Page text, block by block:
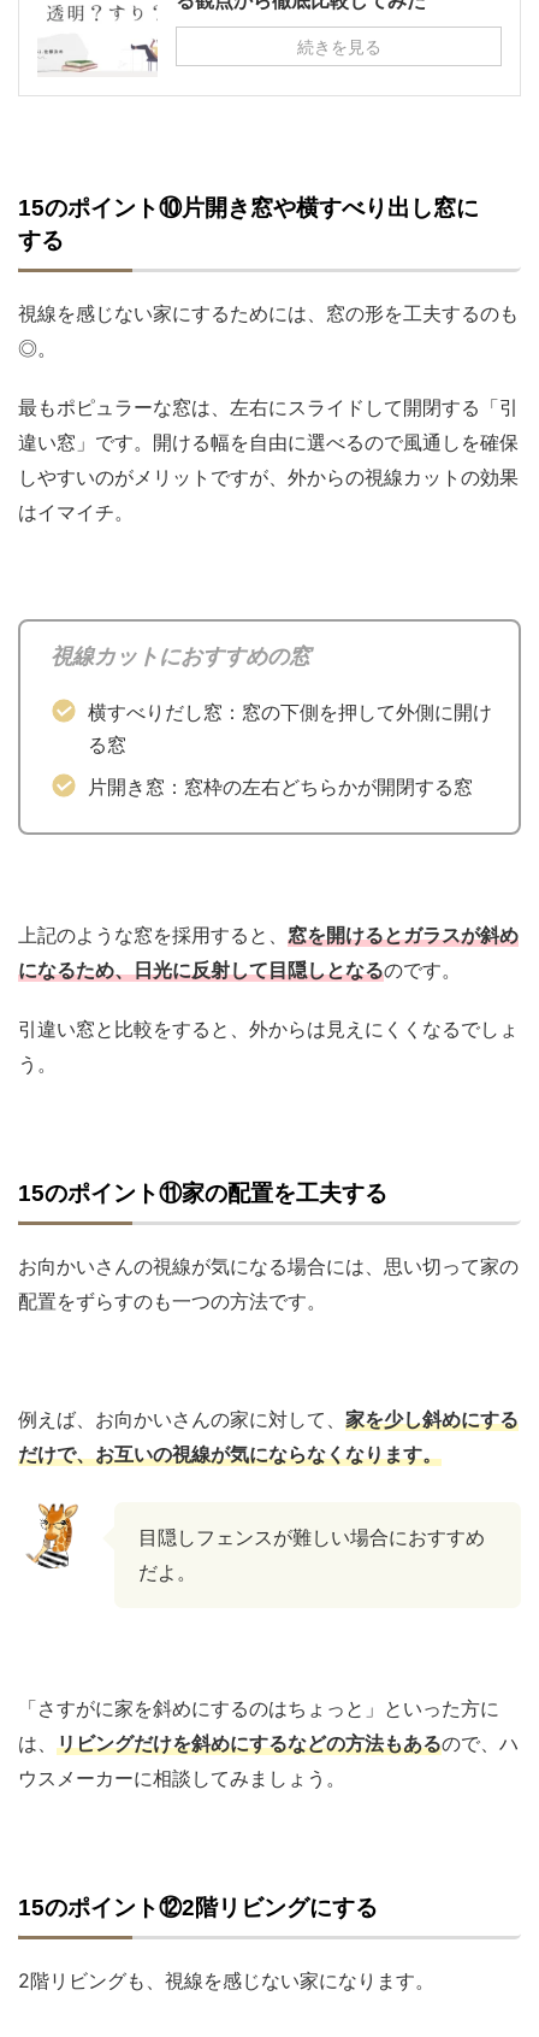
続きを見る
15のポイント⑩片開き窓や横すべり出し窓に
する
視線を感じない家にするためには、窓の形を工夫するのも
◎。
最もポピュラーな窓は、左右にスライドして開閉する「引
違い窓」です。開ける幅を自由に選べるので風通しを確保
しやすいのがメリットですが、外からの視線カットの効果
はイマイチ。
視線カットにおすすめの窓
横すべりだし窓：窓の下側を押して外側に開け
る窓
片開き窓：窓枠の左右どちらかが開閉する窓
上記のような窓を採用すると、 窓を開けるとガラスが斜め
になるため、日光に反射して目隠しとなるのです。
引違い窓と比較をすると、外からは見えにくくなるでしょ
う。
15のポイント⑪家の配置を工夫する
お向かいさんの視線が気になる場合には、思い切って家の
配置をずらすのも一つの方法です。
例えば、お向かいさんの家に対して、 家を少し斜めにする
だけで、お互いの視線が気にならなくなります。
目隠しフェンスが難しい場合におすすめ
だよ。
「さすがに家を斜めにするのはちょっと」といった方に
は、 リビングだけを斜めにするなどの方法もあるので、ハ
ウスメーカーに相談してみましょう。
15のポイント⑫2階リビングにする
2階リビングも、視線を感じない家になります。